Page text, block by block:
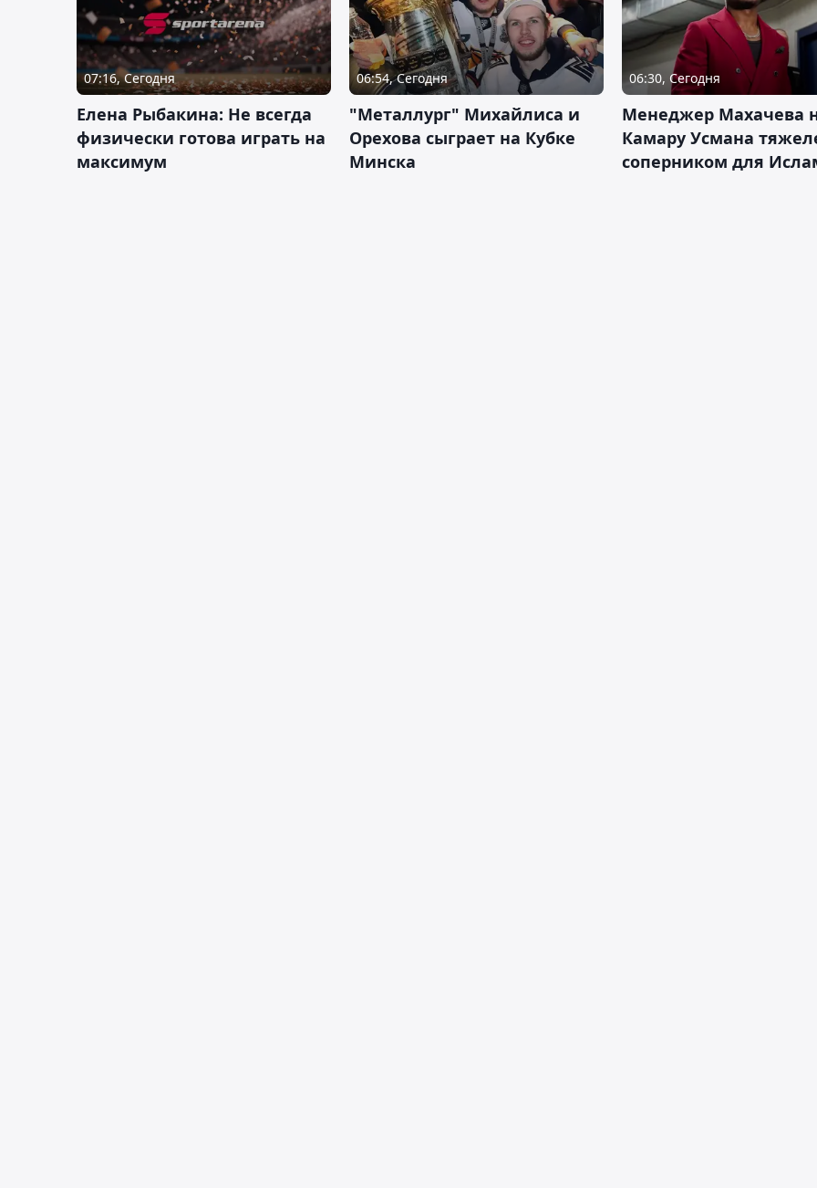
07:16, Сегодня
Елена Рыбакина: Не всегда
физически готова играть на
максимум
06:54, Сегодня
"Металлург" Михайлиса и
Орехова сыграет на Кубке
Минска
06:30, Сегодня
Менеджер Махачева
Камару Усмана
соперником для